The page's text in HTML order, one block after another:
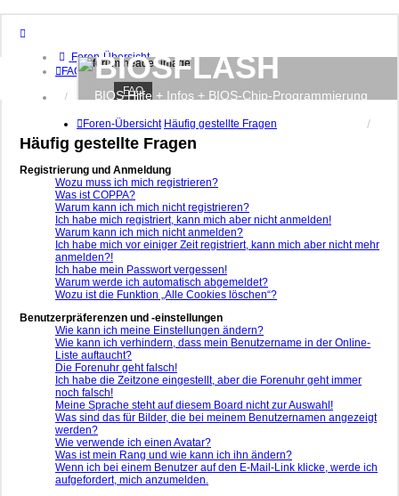
Foren-Übersicht
FAQ
Anmelden
BIOSFLASH
BIOS Hilfe + Infos + BIOS-Chip-Programmierung
FAQ
Foren-Übersicht Häufig gestellte Fragen
Häufig gestellte Fragen
Registrierung und Anmeldung
Wozu muss ich mich registrieren?
Was ist COPPA?
Warum kann ich mich nicht registrieren?
Ich habe mich registriert, kann mich aber nicht anmelden!
Warum kann ich mich nicht anmelden?
Ich habe mich vor einiger Zeit registriert, kann mich aber nicht mehr
anmelden?!
Ich habe mein Passwort vergessen!
Warum werde ich automatisch abgemeldet?
Wozu ist die Funktion „Alle Cookies löschen“?
Benutzerpräferenzen und -einstellungen
Wie kann ich meine Einstellungen ändern?
Wie kann ich verhindern, dass mein Benutzername in der Online-
Liste auftaucht?
Die Forenuhr geht falsch!
Ich habe die Zeitzone eingestellt, aber die Forenuhr geht immer
noch falsch!
Meine Sprache steht auf diesem Board nicht zur Auswahl!
Was sind das für Bilder, die bei meinem Benutzernamen angezeigt
werden?
Wie verwende ich einen Avatar?
Was ist mein Rang und wie kann ich ihn ändern?
Wenn ich bei einem Benutzer auf den E-Mail-Link klicke, werde ich
aufgefordert, mich anzumelden.